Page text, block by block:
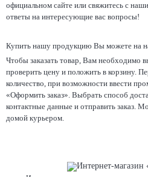
официальном сайте или свяжитесь с
ответы на интересующие вас вопросы!
Купить нашу продукцию Вы можете на
Чтобы заказать товар, Вам необходимо
проверить цену и положить в корзину.
количество, при возможности ввести
«Оформить заказ». Выбрать способ
контактные данные и отправить заказ.
домой курьером.